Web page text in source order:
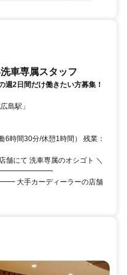
車専属スタッフ
週2日間だけ働きたい方募集！
広島駅」
6時間30分/休憩1時間） 残業：
舗にて 洗車専属のオシゴト ＼
カーディーラーの店舗